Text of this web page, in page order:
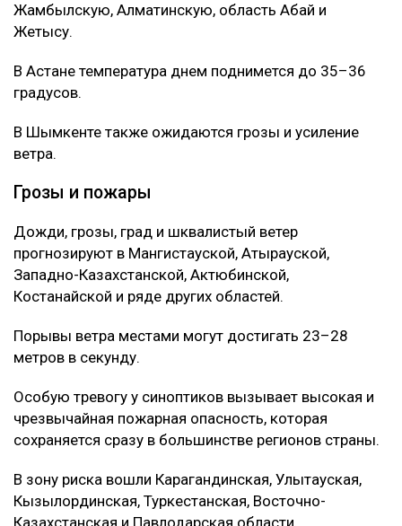
Жамбылскую, Алматинскую, область Абай и
Жетысу.
В Астане температура днем поднимется до 35–36
градусов.
В Шымкенте также ожидаются грозы и усиление
ветра.
Грозы и пожары
Дожди, грозы, град и шквалистый ветер
прогнозируют в Мангистауской, Атырауской,
Западно-Казахстанской, Актюбинской,
Костанайской и ряде других областей.
Порывы ветра местами могут достигать 23–28
метров в секунду.
Особую тревогу у синоптиков вызывает высокая и
чрезвычайная пожарная опасность, которая
сохраняется сразу в большинстве регионов страны.
В зону риска вошли Карагандинская, Улытауская,
Кызылординская, Туркестанская, Восточно-